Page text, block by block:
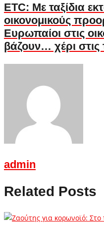
ETC: Με ταξίδια
οικονομικούς
Ευρωπαίοι στις
βάζουν… χέρι στις
admin
Related Posts